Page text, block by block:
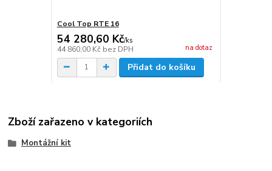
Cool Top RTE 16
54 280,60 Kč/ks
44 860,00 Kč bez DPH na dotaz
Přidat do košíku
Zboží zařazeno v kategoriích
Montážní kit